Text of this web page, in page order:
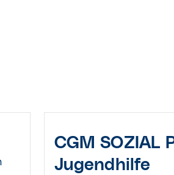
CGM SOZIAL
Jugendhilfe